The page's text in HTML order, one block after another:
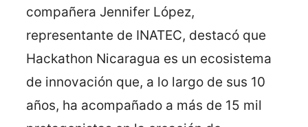
compañera Jennifer López,
representante de INATEC, destacó que
Hackathon Nicaragua es un ecosistema
de innovación que, a lo largo de sus 10
años, ha acompañado a más de 15 mil